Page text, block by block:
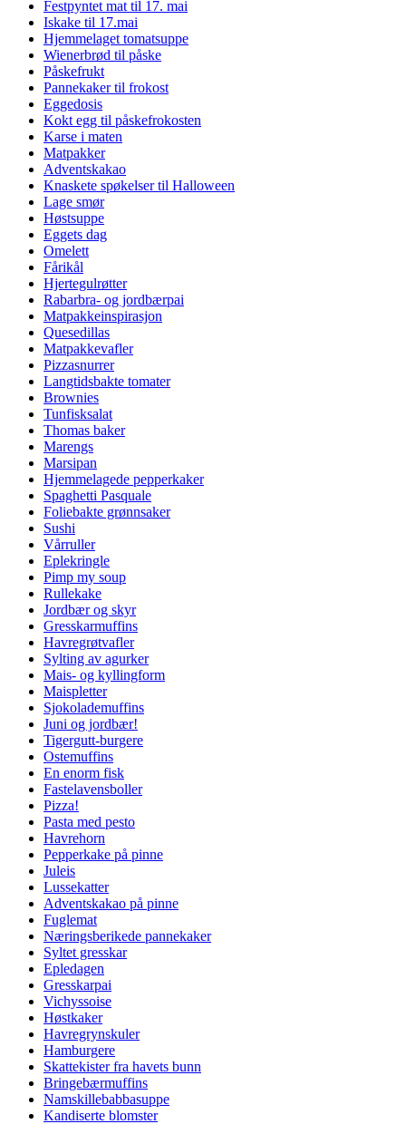
Festpyntet mat til 17. mai
Iskake til 17.mai
Hjemmelaget tomatsuppe
Wienerbrød til påske
Påskefrukt
Pannekaker til frokost
Eggedosis
Kokt egg til påskefrokosten
Karse i maten
Matpakker
Adventskakao
Knaskete spøkelser til Halloween
Lage smør
Høstsuppe
Eggets dag
Omelett
Fårikål
Hjertegulrøtter
Rabarbra- og jordbærpai
Matpakkeinspirasjon
Quesedillas
Matpakkevafler
Pizzasnurrer
Langtidsbakte tomater
Brownies
Tunfisksalat
Thomas baker
Marengs
Marsipan
Hjemmelagede pepperkaker
Spaghetti Pasquale
Foliebakte grønnsaker
Sushi
Vårruller
Eplekringle
Pimp my soup
Rullekake
Jordbær og skyr
Gresskarmuffins
Havregrøtvafler
Sylting av agurker
Mais- og kyllingform
Maispletter
Sjokolademuffins
Juni og jordbær!
Tigergutt-burgere
Ostemuffins
En enorm fisk
Fastelavensboller
Pizza!
Pasta med pesto
Havrehorn
Pepperkake på pinne
Juleis
Lussekatter
Adventskakao på pinne
Fuglemat
Næringsberikede pannekaker
Syltet gresskar
Epledagen
Gresskarpai
Vichyssoise
Høstkaker
Havregrynskuler
Hamburgere
Skattekister fra havets bunn
Bringebærmuffins
Namskillebabbasuppe
Kandiserte blomster